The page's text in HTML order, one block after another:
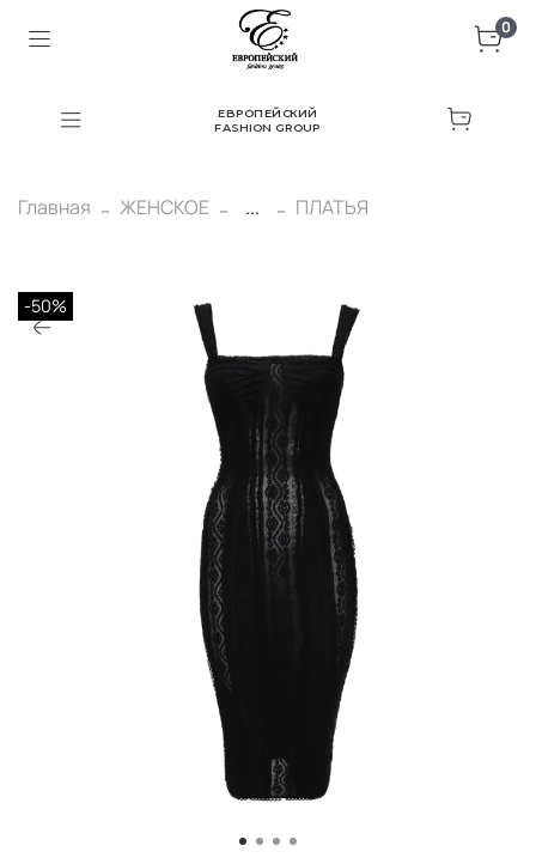
0
ЕВРОПЕЙСКИЙ
FASHION GROUP
Главная ЖЕНСКОЕ ... ПЛАТЬЯ
-50%